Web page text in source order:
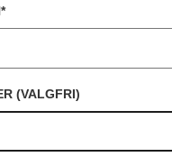
*
(VALGFRI)